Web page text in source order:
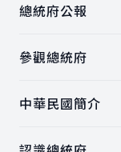
總統府公報
參觀總統府
中華民國簡介